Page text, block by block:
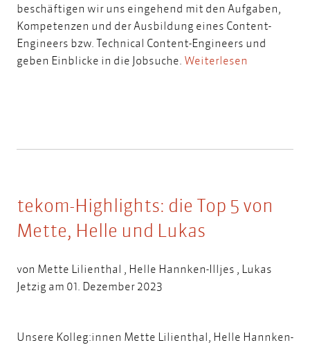
beschäftigen wir uns eingehend mit den Aufgaben,
Kompetenzen und der Ausbildung eines Content-
Engineers bzw. Technical Content-Engineers und
geben Einblicke in die Jobsuche. Weiterlesen
tekom-Highlights: die Top 5 von
Mette, Helle und Lukas
von Mette Lilienthal , Helle Hannken-Illjes , Lukas
Jetzig am 01. Dezember 2023
Unsere Kolleg:innen Mette Lilienthal, Helle Hannken-